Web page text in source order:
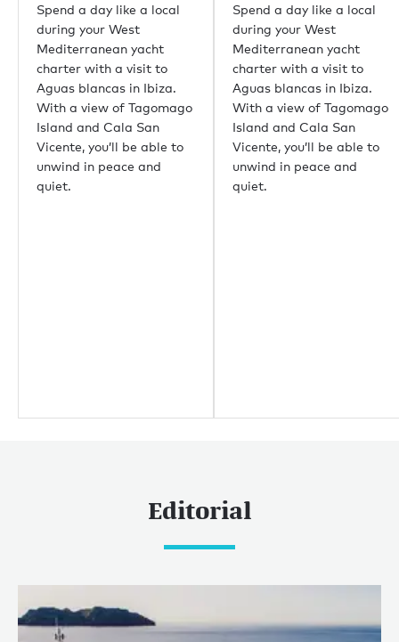
Spend a day like a local
during your West
Mediterranean yacht
charter with a visit to
Aguas blancas in Ibiza.
With a view of Tagomago
Island and Cala San
Vicente, you’ll be able to
unwind in peace and
quiet.
Spend a day like a local
during your West
Mediterranean yacht
charter with a visit to
Aguas blancas in Ibiza.
With a view of Tagomago
Island and Cala San
Vicente, you’ll be able to
unwind in peace and
quiet.
Editorial
New York
Miami
Dubaï
Hong Kong
Palma
Athènes
Singapour
Phuket
Tokyo
Sydney
Mieux nous connaître
Yacht shows et événements